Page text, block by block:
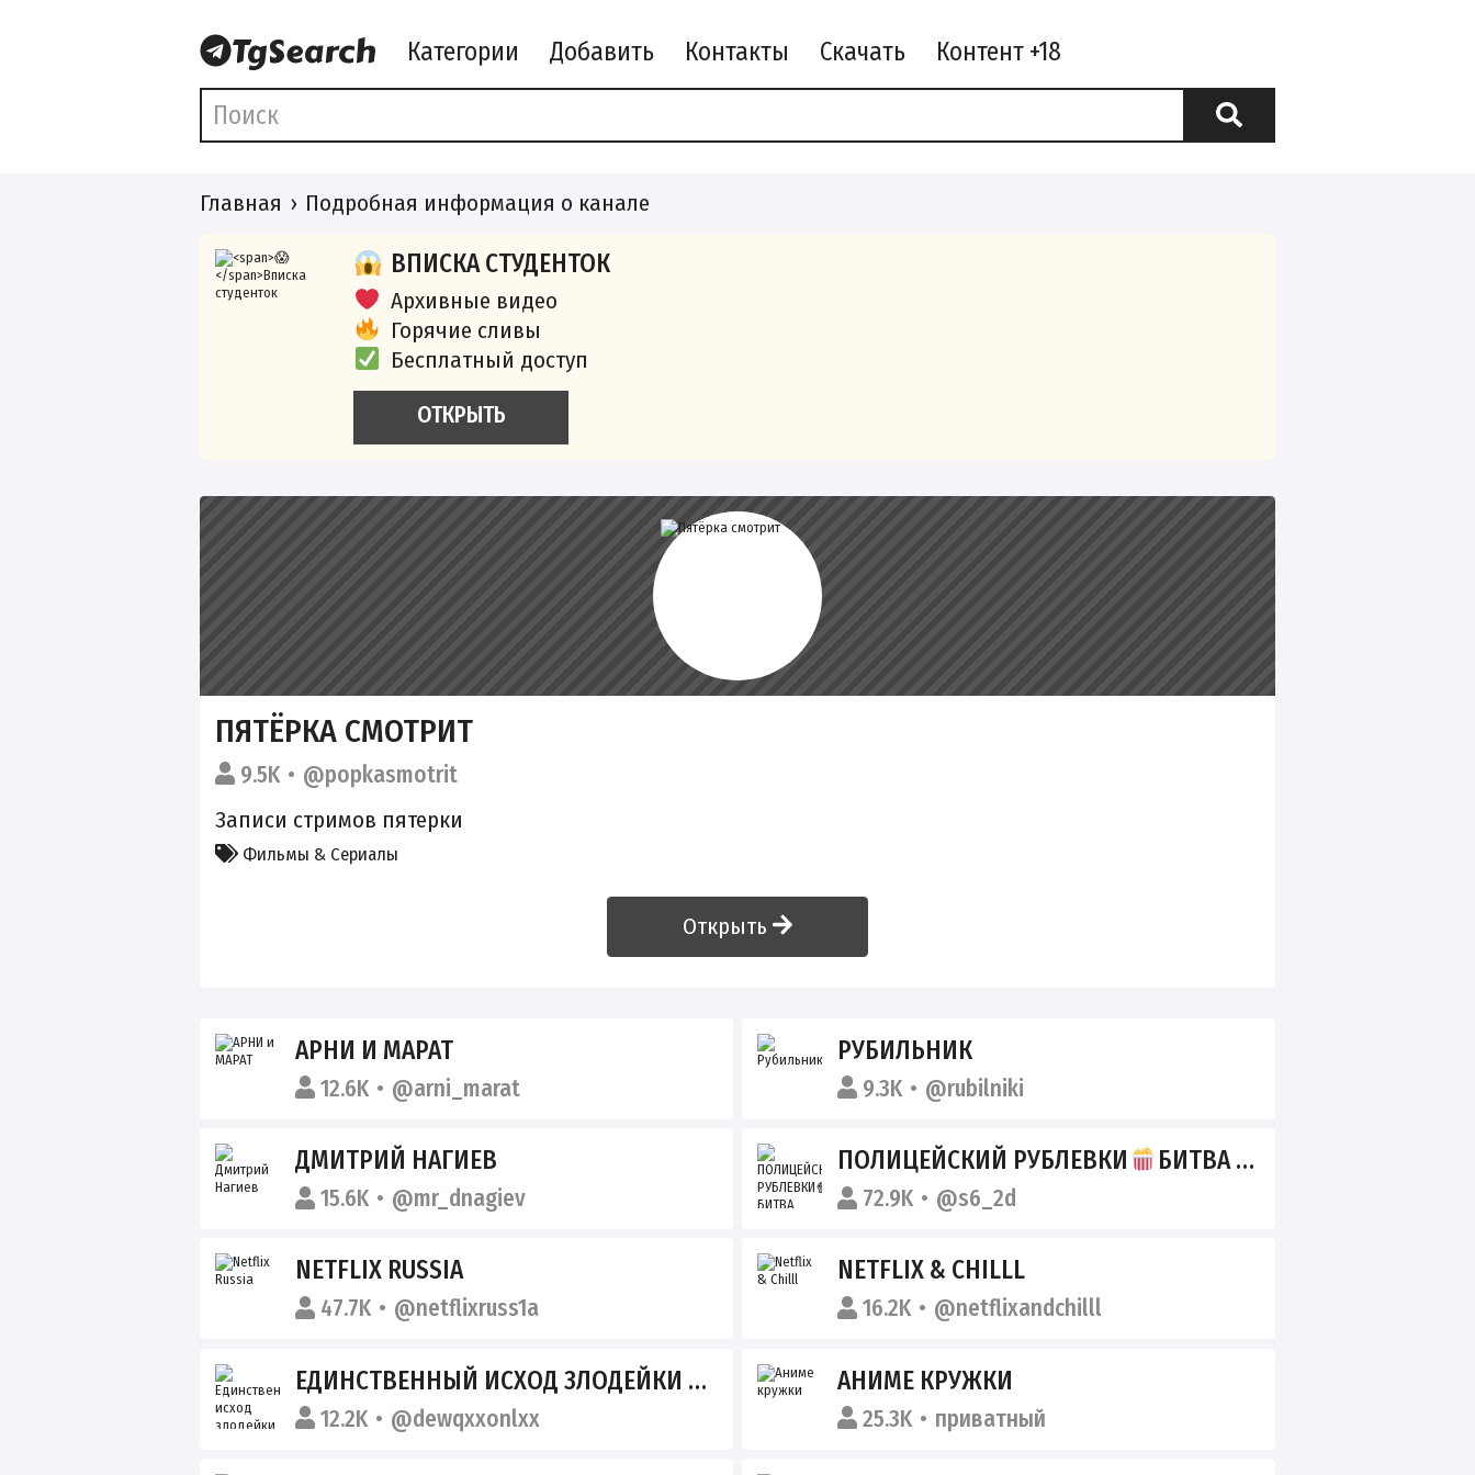
Категории Добавить Контакты Скачать
Главная Подробная информация о канале
ВПИСКА СТУДЕНТОК
Архивные видео
Горячие сливы
Бесплатный доступ
ОТКРЫТЬ
ПЯТЁРКА СМОТРИТ
9.5K
@popkasmotrit
Записи стримов пятерки
Фильмы & Сериалы
Открыть
АРНИ И МАРАТ
12.6K @arni_marat
РУБИЛЬНИК
9.3K @rubilniki
ДМИТРИЙ НАГИЕВ
15.6K @mr_dnagiev
ПОЛИЦЕЙСКИЙ РУБЛЕВКИ БИТВА ЭКСТРАСЕНСОВ
72.9K @s6_2d
NETFLIX RUSSIA
47.7K @netflixruss1a
NETFLIX & CHILLL
16.2K @netflixandchilll
ЕДИНСТВЕННЫЙ ИСХОД ЗЛОДЕЙКИ СМЕРТЬ
12.2K @dewqxxonlxx
АНИМЕ КРУЖКИ
25.3K приватный